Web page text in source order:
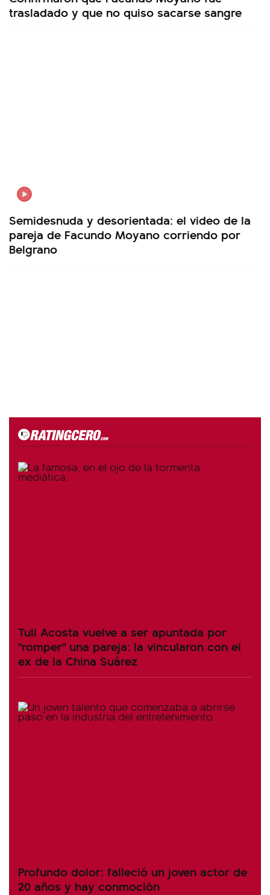
trasladado y que no quiso sacarse sangre
Semidesnuda y desorientada: el video de la
pareja de Facundo Moyano corriendo por
Belgrano
Tuli Acosta vuelve a ser apuntada por
"romper" una pareja: la vincularon con el
ex de la China Suárez
Profundo dolor: falleció un joven actor de
20 años y hay conmoción